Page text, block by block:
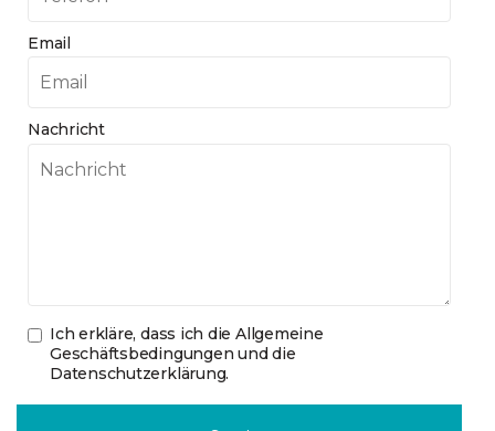
Email
Nachricht
Ich erkläre, dass ich dieAllgemeine
Geschäftsbedingungen und die
Datenschutzerklärung.